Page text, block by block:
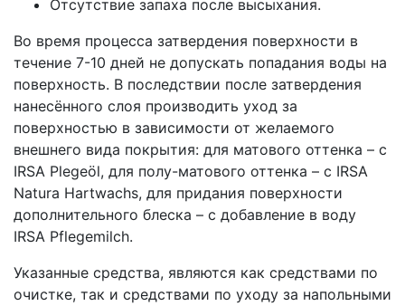
Отсутствие запаха после высыхания.
Во время процесса затвердения поверхности в
течение 7-10 дней не допускать попадания воды на
поверхность. В последствии после затвердения
нанесённого слоя производить уход за
поверхностью в зависимости от желаемого
внешнего вида покрытия: для матового оттенка – с
IRSA Plegeöl, для полу-матового оттенка – с IRSA
Natura Hartwachs, для придания поверхности
дополнительного блеска – с добавление в воду
IRSA Pflegemilch.
Указанные средства, являются как средствами по
очистке, так и средствами по уходу за напольными